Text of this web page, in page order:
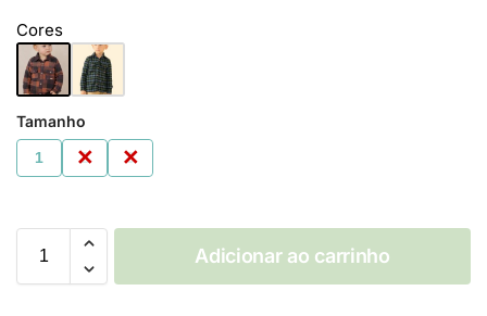
Cores
Tamanho
1 2 3
Adicionar ao carrinho